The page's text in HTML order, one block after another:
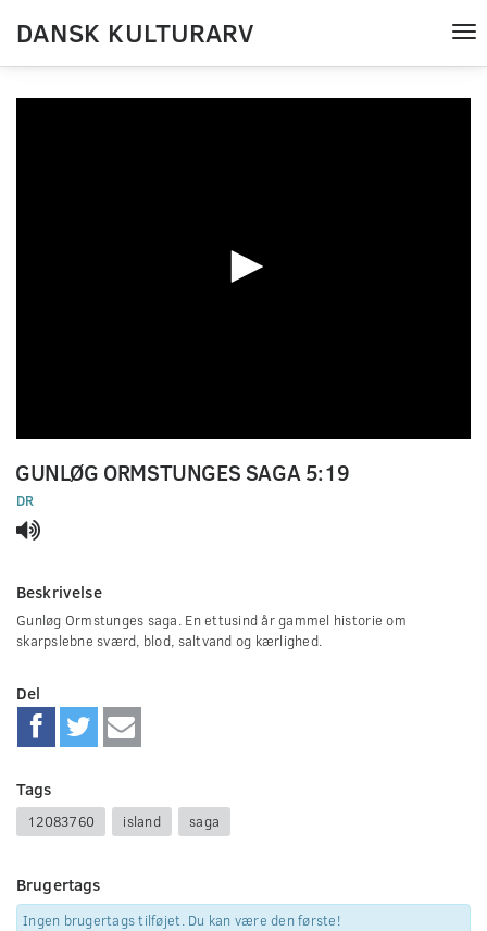
DANSK KULTURARV
seconds
of
0
seconds
GUNLØG ORMSTUNGES SAGA 5:19
DR
Beskrivelse
Gunløg Ormstunges saga. En ettusind år gammel historie om
skarpslebne sværd, blod, saltvand og kærlighed.
Del
Tags
12083760 island saga
Brugertags
Ingen brugertags tilføjet. Du kan være den første!